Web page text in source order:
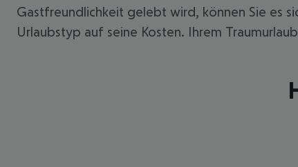
Gastfreundlichkeit gelebt wird, können Sie es
Urlaubstyp auf seine Kosten. Ihrem